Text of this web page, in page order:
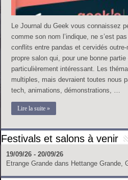
Le Journal du Geek vous connaissez
comme son nom l’indique, ne s’est
conflits entre pandas et cervidés
propre salon qui, pour une bonne
particulièrement intéressant. Les
multiples, mais devraient toutes nous
tech, animations, démonstrations, …
Lire la suite »
Festivals et salons à venir
19/09/26 - 20/09/26
Etrange Grande dans Hettange Grande,